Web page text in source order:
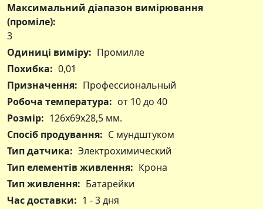
Максимальний діапазон вимірювання
(проміле):
3
Одиниці виміру: Промилле
Похибка: 0,01
Призначення: Профессиональный
Робоча температура: от 10 до 40
Розмір: 126х69х28,5 мм.
Спосіб продування: С мундштуком
Тип датчика: Электрохимический
Тип елементів живлення: Крона
Тип живлення: Батарейки
Час доставки: 1 - 3 дня